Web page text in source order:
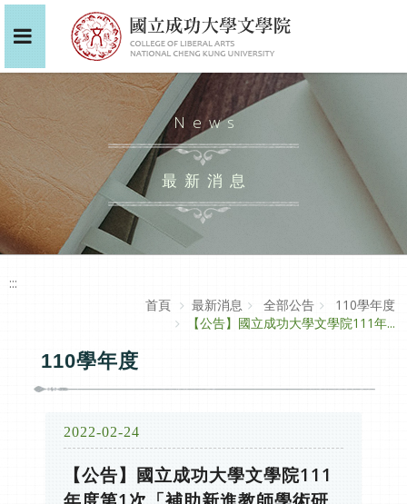
News
最新消息
:::
首頁
最新消息 全部公告
110學年度
【公告】國立成功大學文學院111年...
110學年度
2022-02-24
【公告】國立成功大學文學院111